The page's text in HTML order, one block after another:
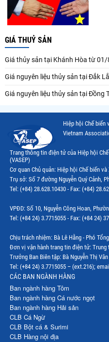
GIÁ THUỶ SẢN
Giá thủy sản tại Khánh Hòa từ
Giá nguyên liệu thủy sản tại Đắk
Giá nguyên liệu thủy sản tại
Hiệp hội Chế biến
Vietnam
Trang thông tin điện tử của Hiệp hội
(VASEP)
Cơ quan Chủ quản: Hiệp hội Chế biến
Trụ sở: Số 7 đường Nguyễn Quý Cảnh,
Tel: (+84) 28.628.10430 - Fax: (+84)
VPĐD: Số 10, Nguyễn Công Hoan,
Tel: (+84 24) 3.7715055 - Fax: (+84 24)
Chịu trách nhiệm: Bà Lê Hằng - Phó
Đơn vị vận hành trang tin điện tử: Trung
Trưởng Ban Biên tập: Bà Nguyễn Thị
Tel: (+84 24) 3.7715055 – (ext.216);
CÁC BAN NGÀNH HÀNG
Ban ngành hàng Tôm
Ban ngành hàng Cá nước ngọt
Ban ngành hàng Hải sản
CLB Cá Ngừ
CLB Bột cá & Surimi
CLB Hàng nội địa